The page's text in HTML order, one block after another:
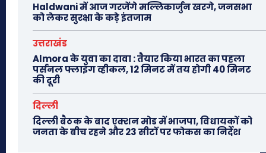
Haldwani में आज गरजेंगे मल्लिकार्जुन खरगे, जनसभा
को लेकर सुरक्षा के कड़े इंतजाम
उत्तराखंड
Almora के युवा का दावा : तैयार किया भारत का पहला
पर्सनल फ्लाइंग व्हीकल, 12 मिनट में तय होगी 40 मिनट
की दूरी
दिल्ली
दिल्ली बैठक के बाद एक्शन मोड में भाजपा, विधायकों को
जनता के बीच रहने और 23 सीटों पर फोकस का निर्देश